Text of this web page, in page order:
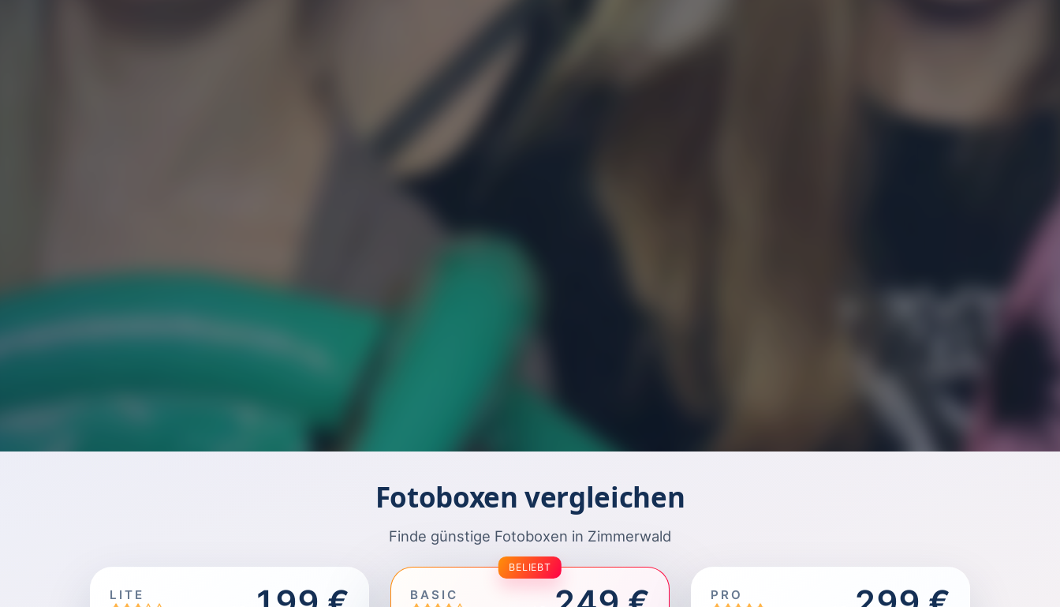
Fotoboxen vergleichen
Finde günstige Fotoboxen in Zimmerwald
LITE
BELIEBT
BASIC PRO